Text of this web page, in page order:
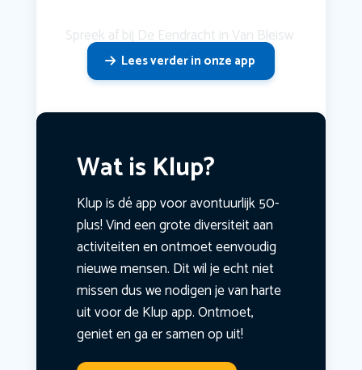
Spreek af bij De Eendracht in Van Bleisw
Lees verder in onze app
Wat is Klup?
Klup is dé app voor avontuurlijk 50-
plus! Vind een grote diversiteit aan
activiteiten en ontmoet eenvoudig
nieuwe mensen. Dit wil je echt niet
missen dus we nodigen je van harte
uit voor de Klup app. Ontmoet,
geniet en ga er samen op uit!